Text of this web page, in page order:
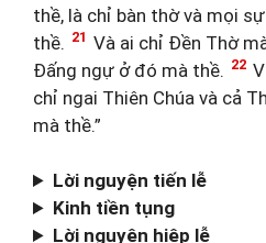
thề, là chỉ bàn thờ và mọi
thề. 21 Và ai chỉ Đền Thờ
Đấng ngự ở đó mà thề. 22
chỉ ngai Thiên Chúa và cả
mà thề.”
Lời nguyện tiến lễ
Kinh tiền tụng
Lời nguyện hiệp lễ